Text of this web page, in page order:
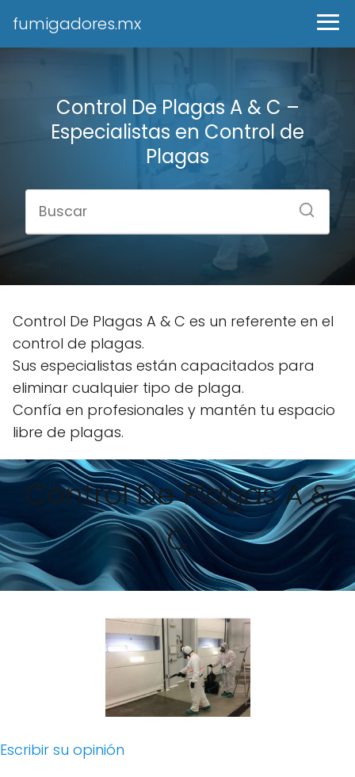
fumigadores.mx
Control De Plagas A & C –
Especialistas en Control de
Plagas
Control De Plagas A & C es un referente en el
control de plagas.
Sus especialistas están capacitados para
eliminar cualquier tipo de plaga.
Confía en profesionales y mantén tu espacio
libre de plagas.
Control De Plagas A &
C
Escribir su opinión